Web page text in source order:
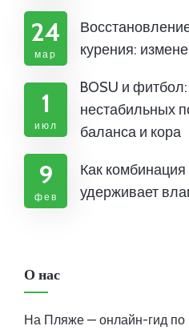
24
мар
курения:
1
июл
BOSU и
нестабильных
баланса и кора
9
фев
Как
удерживает
О нас
На Пляже — онлайн-гид по